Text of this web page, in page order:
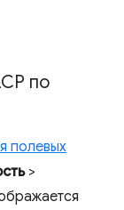
по
полевых
>